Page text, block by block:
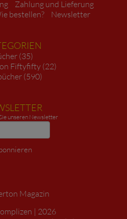
Zahlung und Lieferung
bestellen? Newsletter
(35)
Fiftyfifty (22)
(590)
unseren Newsletter
Newsletter
Magazin
2026